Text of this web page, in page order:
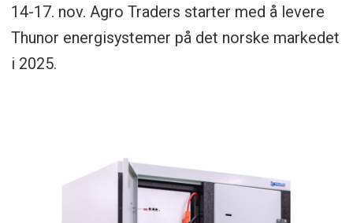
14-17. nov. Agro Traders starter med å levere
Thunor energisystemer på det norske markedet
i 2025.